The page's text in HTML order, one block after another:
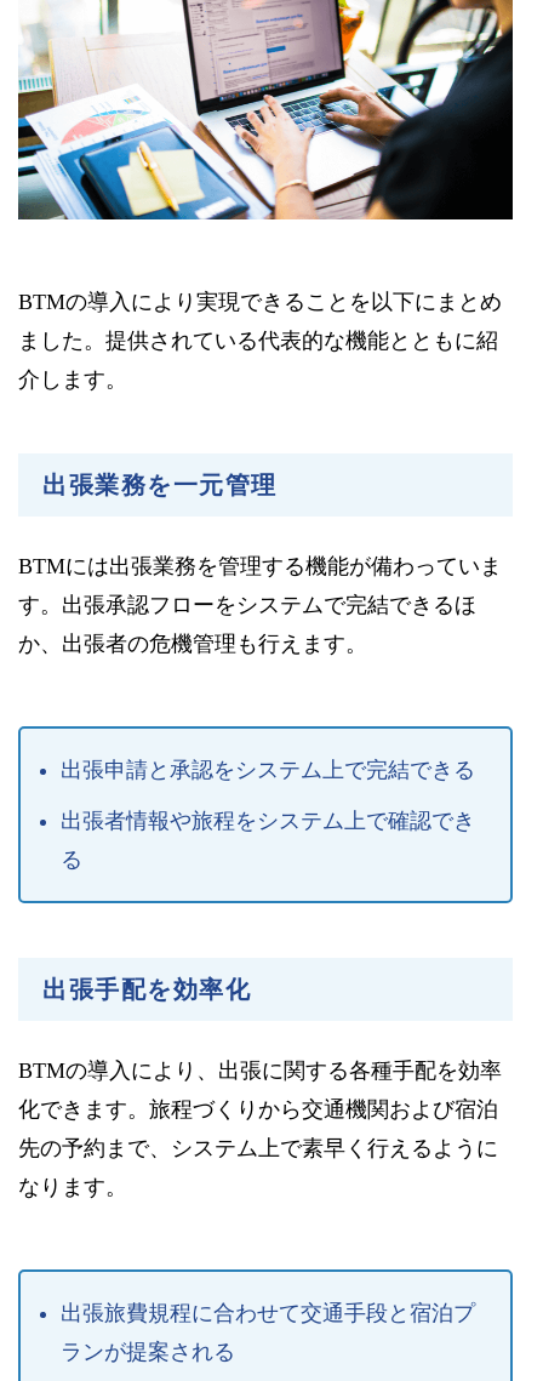
BTMの導入により実現できることを以下にまとめ
ました。提供されている代表的な機能とともに紹
介します。
出張業務を一元管理
BTMには出張業務を管理する機能が備わっていま
す。出張承認フローをシステムで完結できるほ
か、出張者の危機管理も行えます。
出張申請と承認をシステム上で完結できる
出張者情報や旅程をシステム上で確認でき
る
出張手配を効率化
BTMの導入により、出張に関する各種手配を効率
化できます。旅程づくりから交通機関および宿泊
先の予約まで、システム上で素早く行えるように
なります。
出張旅費規程に合わせて交通手段と宿泊プ
ランが提案される